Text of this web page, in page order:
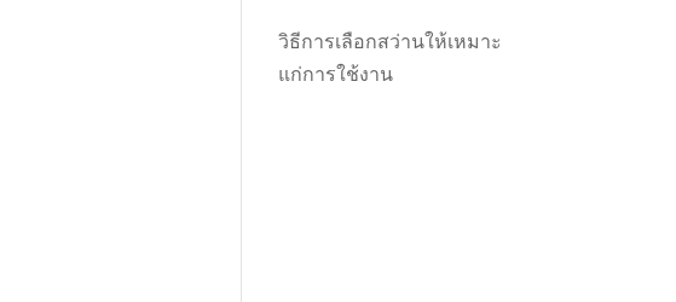
วิธีการเลือกสว่านให้เหมาะ
แก่การใช้งาน